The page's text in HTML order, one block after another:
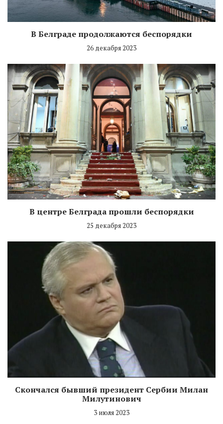
В Белграде продолжаются беспорядки
26 декабря 2023
В центре Белграда прошли беспорядки
25 декабря 2023
Скончался бывший президент Сербии Милан
Милутинович
3 июля 2023